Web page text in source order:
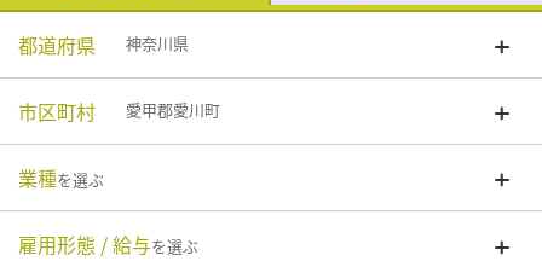
都道府県 神奈川県
市区町村 愛甲郡愛川町
業種を選ぶ
雇用形態 / 給与を選ぶ